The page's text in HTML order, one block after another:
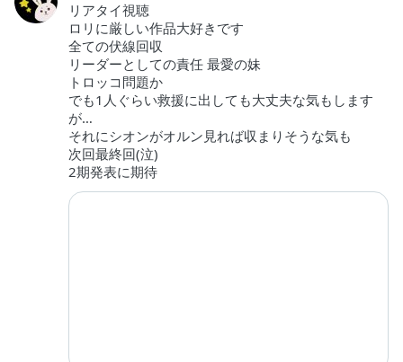
リアタイ視聴
ロリに厳しい作品大好きです
全ての伏線回収
リーダーとしての責任 最愛の妹
トロッコ問題か
でも1人ぐらい救援に出しても大丈夫な気もします
が…
それにシオンがオルン見れば収まりそうな気も
次回最終回(泣)
2期発表に期待